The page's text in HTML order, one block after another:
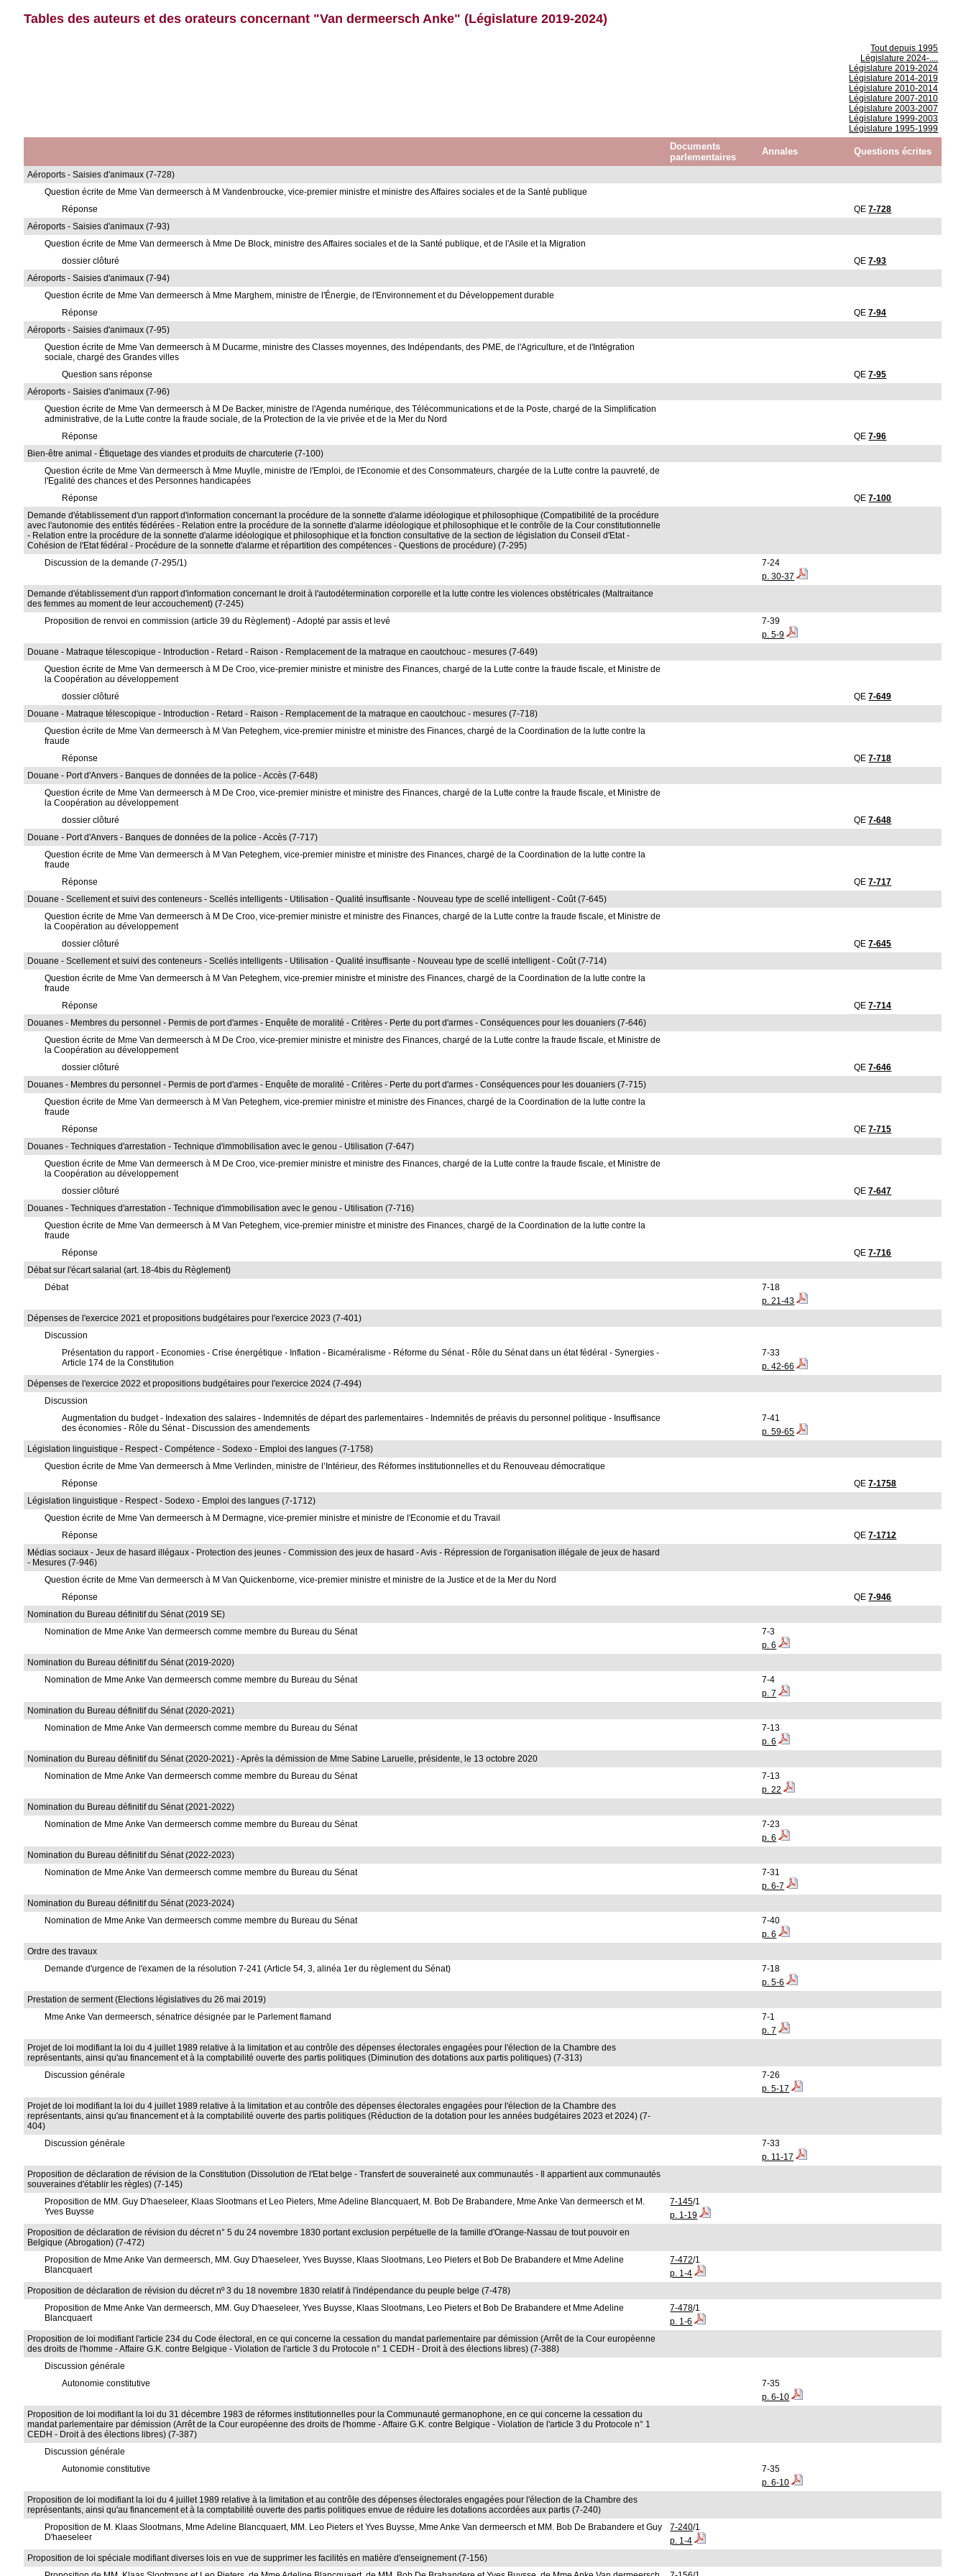
Tables des auteurs et des orateurs concernant "Van dermeersch Anke" (Législature 2019-2024)
Tout depuis 1995
Législature 2024-....
Législature 2019-2024
Législature 2014-2019
Législature 2010-2014
Législature 2007-2010
Législature 2003-2007
Législature 1999-2003
Législature 1995-1999
Documents
parlementaires
Annales Questions écrites
Aéroports - Saisies d'animaux (7-728)
Question écrite de Mme Van dermeersch à M Vandenbroucke, vice-premier ministre et ministre des Affaires sociales et de la Santé publique
Réponse
QE7-728
Aéroports - Saisies d'animaux (7-93)
Question écrite de Mme Van dermeersch à Mme De Block, ministre des Affaires sociales et de la Santé publique, et de l'Asile et la Migration
dossier clôturé
QE7-93
Aéroports - Saisies d'animaux (7-94)
Question écrite de Mme Van dermeersch à Mme Marghem, ministre de l'Énergie, de l'Environnement et du Développement durable
Réponse
QE7-94
Aéroports - Saisies d'animaux (7-95)
Question écrite de Mme Van dermeersch à M Ducarme, ministre des Classes moyennes, des Indépendants, des PME, de l'Agriculture, et de l'Intégration
sociale, chargé des Grandes villes
Question sans réponse
QE7-95
Aéroports - Saisies d'animaux (7-96)
Question écrite de Mme Van dermeersch à M De Backer, ministre de l'Agenda numérique, des Télécommunications et de la Poste, chargé de la Simplification
administrative, de la Lutte contre la fraude sociale, de la Protection de la vie privée et de la Mer du Nord
Réponse
QE7-96
Bien-être animal - Étiquetage des viandes et produits de charcuterie (7-100)
Question écrite de Mme Van dermeersch à Mme Muylle, ministre de l'Emploi, de l'Economie et des Consommateurs, chargée de la Lutte contre la pauvreté, de
l'Egalité des chances et des Personnes handicapées
Réponse
QE7-100
Demande d'établissement d'un rapport d'information concernant la procédure de la sonnette d'alarme idéologique et philosophique (Compatibilité de la procédure
avec l'autonomie des entités fédérées - Relation entre la procédure de la sonnette d'alarme idéologique et philosophique et le contrôle de la Cour constitutionnelle
- Relation entre la procédure de la sonnette d'alarme idéologique et philosophique et la fonction consultative de la section de législation du Conseil d'Etat -
Cohésion de l'Etat fédéral - Procédure de la sonnette d'alarme et répartition des compétences - Questions de procédure) (7-295)
Discussion de la demande (7-295/1)
7-24
p. 30-37
Demande d'établissement d'un rapport d'information concernant le droit à l'autodétermination corporelle et la lutte contre les violences obstétricales (Maltraitance
des femmes au moment de leur accouchement) (7-245)
Proposition de renvoi en commission (article 39 du Règlement) - Adopté par assis et levé
7-39
p. 5-9
Douane - Matraque télescopique - Introduction - Retard - Raison - Remplacement de la matraque en caoutchouc - mesures (7-649)
Question écrite de Mme Van dermeersch à M De Croo, vice-premier ministre et ministre des Finances, chargé de la Lutte contre la fraude fiscale, et Ministre de
la Coopération au développement
dossier clôturé
QE7-649
Douane - Matraque télescopique - Introduction - Retard - Raison - Remplacement de la matraque en caoutchouc - mesures (7-718)
Question écrite de Mme Van dermeersch à M Van Peteghem, vice-premier ministre et ministre des Finances, chargé de la Coordination de la lutte contre la
fraude
Réponse
QE7-718
Douane - Port d'Anvers - Banques de données de la police - Accès (7-648)
Question écrite de Mme Van dermeersch à M De Croo, vice-premier ministre et ministre des Finances, chargé de la Lutte contre la fraude fiscale, et Ministre de
la Coopération au développement
dossier clôturé
QE7-648
Douane - Port d'Anvers - Banques de données de la police - Accès (7-717)
Question écrite de Mme Van dermeersch à M Van Peteghem, vice-premier ministre et ministre des Finances, chargé de la Coordination de la lutte contre la
fraude
Réponse
QE7-717
Douane - Scellement et suivi des conteneurs - Scellés intelligents - Utilisation - Qualité insuffisante - Nouveau type de scellé intelligent - Coût (7-645)
Question écrite de Mme Van dermeersch à M De Croo, vice-premier ministre et ministre des Finances, chargé de la Lutte contre la fraude fiscale, et Ministre de
la Coopération au développement
dossier clôturé
QE7-645
Douane - Scellement et suivi des conteneurs - Scellés intelligents - Utilisation - Qualité insuffisante - Nouveau type de scellé intelligent - Coût (7-714)
Question écrite de Mme Van dermeersch à M Van Peteghem, vice-premier ministre et ministre des Finances, chargé de la Coordination de la lutte contre la
fraude
Réponse
QE7-714
Douanes - Membres du personnel - Permis de port d'armes - Enquête de moralité - Critères - Perte du port d'armes - Conséquences pour les douaniers (7-646)
Question écrite de Mme Van dermeersch à M De Croo, vice-premier ministre et ministre des Finances, chargé de la Lutte contre la fraude fiscale, et Ministre de
la Coopération au développement
dossier clôturé
QE7-646
Douanes - Membres du personnel - Permis de port d'armes - Enquête de moralité - Critères - Perte du port d'armes - Conséquences pour les douaniers (7-715)
Question écrite de Mme Van dermeersch à M Van Peteghem, vice-premier ministre et ministre des Finances, chargé de la Coordination de la lutte contre la
fraude
Réponse
QE7-715
Douanes - Techniques d'arrestation - Technique d'immobilisation avec le genou - Utilisation (7-647)
Question écrite de Mme Van dermeersch à M De Croo, vice-premier ministre et ministre des Finances, chargé de la Lutte contre la fraude fiscale, et Ministre de
la Coopération au développement
dossier clôturé
QE7-647
Douanes - Techniques d'arrestation - Technique d'immobilisation avec le genou - Utilisation (7-716)
Question écrite de Mme Van dermeersch à M Van Peteghem, vice-premier ministre et ministre des Finances, chargé de la Coordination de la lutte contre la
fraude
Réponse
QE7-716
Débat sur l'écart salarial (art. 18-4bis du Règlement)
Débat
7-18
p. 21-43
Dépenses de l'exercice 2021 et propositions budgétaires pour l'exercice 2023 (7-401)
Discussion
Présentation du rapport - Economies - Crise énergétique - Inflation - Bicaméralisme - Réforme du Sénat - Rôle du Sénat dans un état fédéral - Synergies -
Article 174 de la Constitution
7-33
p. 42-66
Dépenses de l'exercice 2022 et propositions budgétaires pour l'exercice 2024 (7-494)
Discussion
Augmentation du budget - Indexation des salaires - Indemnités de départ des parlementaires - Indemnités de préavis du personnel politique - Insuffisance
des économies - Rôle du Sénat - Discussion des amendements
7-41
p. 59-65
Législation linguistique - Respect - Compétence - Sodexo - Emploi des langues (7-1758)
Question écrite de Mme Van dermeersch à Mme Verlinden, ministre de l’Intérieur, des Réformes institutionnelles et du Renouveau démocratique
Réponse
QE7-1758
Législation linguistique - Respect - Sodexo - Emploi des langues (7-1712)
Question écrite de Mme Van dermeersch à M Dermagne, vice-premier ministre et ministre de l'Economie et du Travail
Réponse
QE7-1712
Médias sociaux - Jeux de hasard illégaux - Protection des jeunes - Commission des jeux de hasard - Avis - Répression de l'organisation illégale de jeux de hasard
- Mesures (7-946)
Question écrite de Mme Van dermeersch à M Van Quickenborne, vice-premier ministre et ministre de la Justice et de la Mer du Nord
Réponse
QE7-946
Nomination du Bureau définitif du Sénat (2019 SE)
Nomination de Mme Anke Van dermeersch comme membre du Bureau du Sénat
7-3
p. 6
Nomination du Bureau définitif du Sénat (2019-2020)
Nomination de Mme Anke Van dermeersch comme membre du Bureau du Sénat
7-4
p. 7
Nomination du Bureau définitif du Sénat (2020-2021)
Nomination de Mme Anke Van dermeersch comme membre du Bureau du Sénat
7-13
p. 6
Nomination du Bureau définitif du Sénat (2020-2021) - Après la démission de Mme Sabine Laruelle, présidente, le 13 octobre 2020
Nomination de Mme Anke Van dermeersch comme membre du Bureau du Sénat
7-13
p. 22
Nomination du Bureau définitif du Sénat (2021-2022)
Nomination de Mme Anke Van dermeersch comme membre du Bureau du Sénat
7-23
p. 6
Nomination du Bureau définitif du Sénat (2022-2023)
Nomination de Mme Anke Van dermeersch comme membre du Bureau du Sénat
7-31
p. 6-7
Nomination du Bureau définitif du Sénat (2023-2024)
Nomination de Mme Anke Van dermeersch comme membre du Bureau du Sénat
7-40
p. 6
Ordre des travaux
Demande d'urgence de l'examen de la résolution 7-241 (Article 54, 3, alinéa 1er du règlement du Sénat)
7-18
p. 5-6
Prestation de serment (Elections législatives du 26 mai 2019)
Mme Anke Van dermeersch, sénatrice désignée par le Parlement flamand
7-1
p. 7
Projet de loi modifiant la loi du 4 juillet 1989 relative à la limitation et au contrôle des dépenses électorales engagées pour l'élection de la Chambre des
représentants, ainsi qu'au financement et à la comptabilité ouverte des partis politiques (Diminution des dotations aux partis politiques) (7-313)
Discussion générale
7-26
p. 5-17
Projet de loi modifiant la loi du 4 juillet 1989 relative à la limitation et au contrôle des dépenses électorales engagées pour l'élection de la Chambre des
représentants, ainsi qu'au financement et à la comptabilité ouverte des partis politiques (Réduction de la dotation pour les années budgétaires 2023 et 2024) (7-
404)
Discussion générale
7-33
p. 11-17
Proposition de déclaration de révision de la Constitution (Dissolution de l'Etat belge - Transfert de souveraineté aux communautés - Il appartient aux communautés
souveraines d'établir les règles) (7-145)
Proposition de MM. Guy D'haeseleer, Klaas Slootmans et Leo Pieters, Mme Adeline Blancquaert, M. Bob De Brabandere, Mme Anke Van dermeersch et M.
Yves Buysse
7-145/1
p. 1-19
Proposition de déclaration de révision du décret n° 5 du 24 novembre 1830 portant exclusion perpétuelle de la famille d'Orange-Nassau de tout pouvoir en
Belgique (Abrogation) (7-472)
Proposition de Mme Anke Van dermeersch, MM. Guy D'haeseleer, Yves Buysse, Klaas Slootmans, Leo Pieters et Bob De Brabandere et Mme Adeline
Blancquaert
7-472/1
p. 1-4
Proposition de déclaration de révision du décret nº 3 du 18 novembre 1830 relatif à l'indépendance du peuple belge (7-478)
Proposition de Mme Anke Van dermeersch, MM. Guy D'haeseleer, Yves Buysse, Klaas Slootmans, Leo Pieters et Bob De Brabandere et Mme Adeline
Blancquaert
7-478/1
p. 1-6
Proposition de loi modifiant l'article 234 du Code électoral, en ce qui concerne la cessation du mandat parlementaire par démission (Arrêt de la Cour européenne
des droits de l'homme - Affaire G.K. contre Belgique - Violation de l'article 3 du Protocole n° 1 CEDH - Droit à des élections libres) (7-388)
Discussion générale
Autonomie constitutive
7-35
p. 6-10
Proposition de loi modifiant la loi du 31 décembre 1983 de réformes institutionnelles pour la Communauté germanophone, en ce qui concerne la cessation du
mandat parlementaire par démission (Arrêt de la Cour européenne des droits de l'homme - Affaire G.K. contre Belgique - Violation de l'article 3 du Protocole n° 1
CEDH - Droit à des élections libres) (7-387)
Discussion générale
Autonomie constitutive
7-35
p. 6-10
Proposition de loi modifiant la loi du 4 juillet 1989 relative à la limitation et au contrôle des dépenses électorales engagées pour l'élection de la Chambre des
représentants, ainsi qu'au financement et à la comptabilité ouverte des partis politiques envue de réduire les dotations accordées aux partis (7-240)
Proposition de M. Klaas Slootmans, Mme Adeline Blancquaert, MM. Leo Pieters et Yves Buysse, Mme Anke Van dermeersch et MM. Bob De Brabandere et Guy
D'haeseleer
7-240/1
p. 1-4
Proposition de loi spéciale modifiant diverses lois en vue de supprimer les facilités en matière d'enseignement (7-156)